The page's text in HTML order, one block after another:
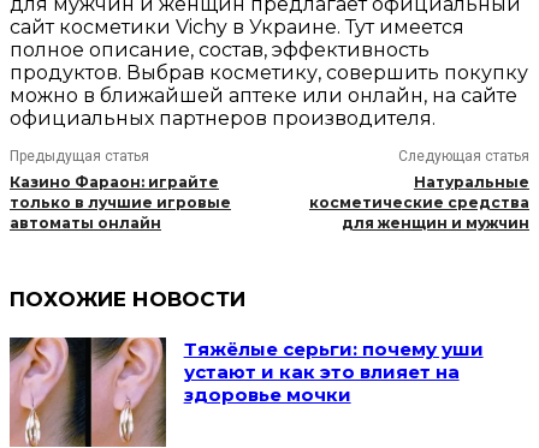
сайт косметики Vichy в Украине. Тут имеется
полное описание, состав, эффективность
продуктов. Выбрав косметику, совершить покупку
можно в ближайшей аптеке или онлайн, на сайте
официальных партнеров производителя.
Предыдущая статья
Казино Фараон: играйте
только в лучшие игровые
автоматы онлайн
Следующая статья
Натуральные
косметические средства
для женщин и мужчин
ПОХОЖИЕ НОВОСТИ
Тяжёлые серьги: почему уши
устают и как это влияет на
здоровье мочки